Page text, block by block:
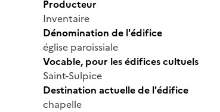
Producteur
Inventaire
Dénomination de l'édifice
église paroissiale
Vocable, pour les édifices cultuels
Saint-Sulpice
Destination actuelle de l'édifice
chapelle